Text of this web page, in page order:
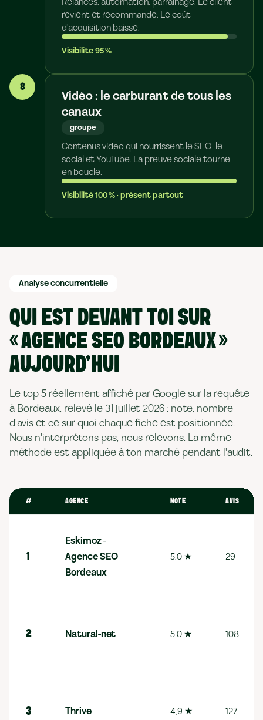
revient et recommande. Le coût
d'acquisition baisse.
Visibilité95%
8
Vidéo : le carburant de tous les
canaux
groupe
Contenus vidéo qui nourrissent le SEO, le
social et YouTube. La preuve sociale tourne
en boucle.
Visibilité100%· présent partout
Analyse concurrentielle
QUI EST DEVANT TOI SUR
« AGENCE SEO BORDEAUX »
AUJOURD'HUI
Le top 5 réellement affiché par Google sur la requête
à Bordeaux, relevé le 31 juillet 2026 : note, nombre
d'avis et ce sur quoi chaque fiche est positionnée.
Nous n'interprétons pas, nous relevons. La même
méthode est appliquée à ton marché pendant l'audit.
# AGENCE NOTE AVIS
1
Eskimoz -
Agence SEO
Bordeaux
5,0★ 29
2 Natural-net 5,0★ 108
3 Thrive 4,9 ★ 127